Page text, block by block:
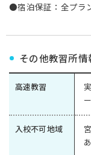
●宿泊保証：全プ
その他教習所情
高速教習
ー
入校不可地域